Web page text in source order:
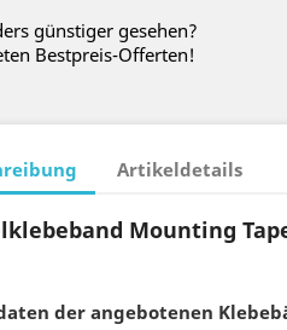
günstiger gesehen?
Bestpreis-Offerten!
Artikeldetails
Mounting
der angebotenen